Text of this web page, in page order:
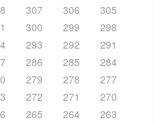
307 306
305
300 299
298
293 292
291
286 285
284
279 278
277
272 271
270
265 264
263